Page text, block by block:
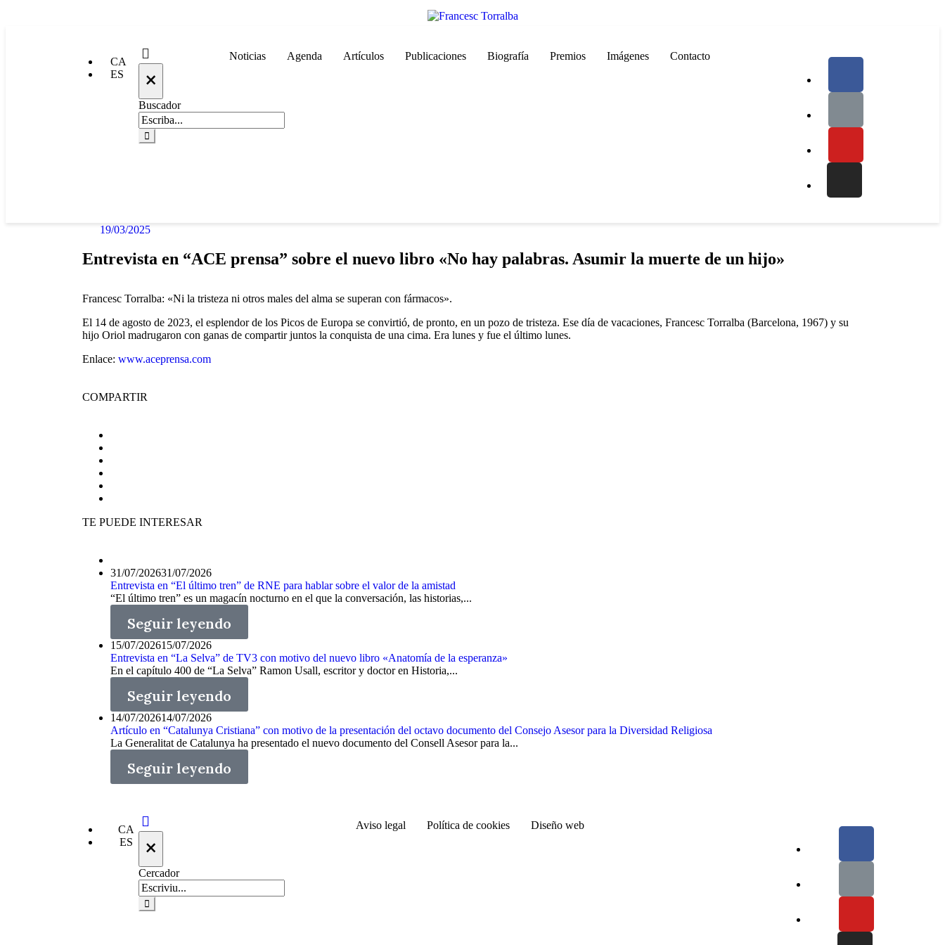
CA
ES
×
Buscador
Noticias Agenda Artículos Publicaciones Biografía Premios Imágenes Contacto
19/03/2025
Entrevista en “ACE prensa” sobre el nuevo libro «No hay palabras. Asumir la muerte de un hijo»
Francesc Torralba: «Ni la tristeza ni otros males del alma se superan con fármacos».
El 14 de agosto de 2023, el esplendor de los Picos de Europa se convirtió, de pronto, en un pozo de tristeza. Ese día de vacaciones, Francesc Torralba (Barcelona, 1967) y su
hijo Oriol madrugaron con ganas de compartir juntos la conquista de una cima. Era lunes y fue el último lunes.
Enlace: www.aceprensa.com
COMPARTIR
TE PUEDE INTERESAR
31/07/202631/07/2026
Entrevista en “El último tren” de RNE para hablar sobre el valor de la amistad
“El último tren” es un magacín nocturno en el que la conversación, las historias,...
Seguir leyendo
15/07/202615/07/2026
Entrevista en “La Selva” de TV3 con motivo del nuevo libro «Anatomía de la esperanza»
En el capítulo 400 de “La Selva” Ramon Usall, escritor y doctor en Historia,...
Seguir leyendo
14/07/202614/07/2026
Artículo en “Catalunya Cristiana” con motivo de la presentación del octavo documento del Consejo Asesor para la Diversidad Religiosa
La Generalitat de Catalunya ha presentado el nuevo documento del Consell Asesor para la...
Seguir leyendo
CA
ES
×
Cercador
Aviso legal Política de cookies Diseño web